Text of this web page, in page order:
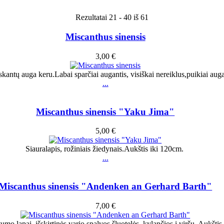
Rezultatai 21 - 40 iš 61
Miscanthus sinensis
3,00 €
auga keru.Labai sparčiai augantis, visiškai nereiklus,puikiai
...
Miscanthus sinensis "Yaku Jima"
5,00 €
Siauralapis, rožiniais žiedynais.Aukštis iki 120cm.
...
sinensis "Andenken an Gerhard Barth"
7,00 €